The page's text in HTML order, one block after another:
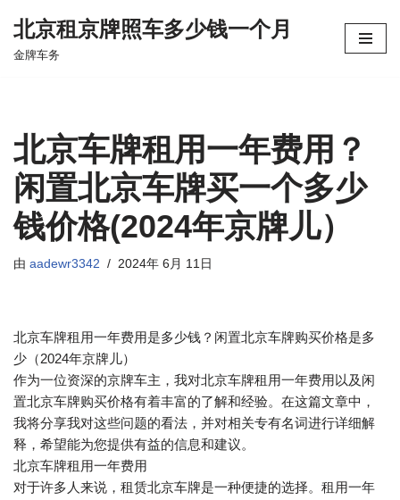
跳
北京租京牌照车多少钱一个月
金牌车务
北京车牌租用一年费用？
闲置北京车牌买一个多少
钱价格(2024年京牌儿）
由 aadewr3342 2024年 6月 11日
北京车牌租用一年费用是多少钱？闲置北京车牌购买价格是多
少（2024年京牌儿）
作为一位资深的京牌车主，我对北京车牌租用一年费用以及闲
置北京车牌购买价格有着丰富的了解和经验。在这篇文章中，
我将分享我对这些问题的看法，并对相关专有名词进行详细解
释，希望能为您提供有益的信息和建议。
北京车牌租用一年费用
对于许多人来说，租赁北京车牌是一种便捷的选择。租用一年